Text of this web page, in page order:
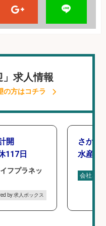
」求人情報
の方はコチラ
開
117日
フプラネッ
by 求人ボックス
さかな
水産業
会社名